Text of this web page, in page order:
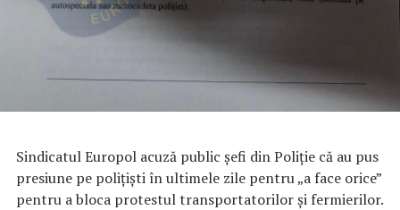
Sindicatul Europol acuză public șefi din Poliție că au pus
presiune pe polițiști în ultimele zile pentru „a face orice”
pentru a bloca protestul transportatorilor și fermierilor.